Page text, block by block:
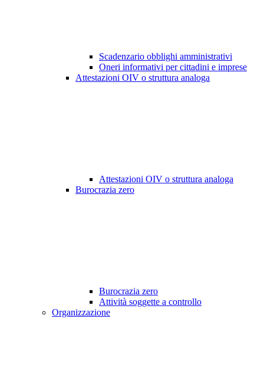
Scadenzario obblighi amministrativi
Oneri informativi per cittadini e imprese
Attestazioni OIV o struttura analoga
Attestazioni OIV o struttura analoga
Burocrazia zero
Burocrazia zero
Attività soggette a controllo
Organizzazione